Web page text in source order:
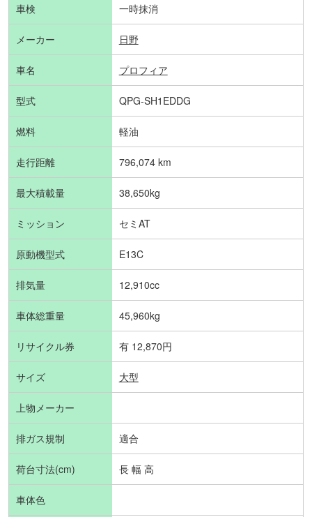
車検 一時抹消
メーカー 日野
車名 プロフィア
型式 QPG-SH1EDDG
燃料 軽油
走行距離 796,074 km
最大積載量 38,650kg
ミッション セミAT
原動機型式 E13C
排気量 12,910cc
車体総重量 45,960kg
リサイクル券 有 12,870円
サイズ 大型
上物メーカー
排ガス規制 適合
荷台寸法(cm) 長 幅 高
車体色